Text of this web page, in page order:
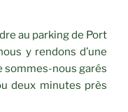
au parking de Port
y rendons d’une
sommes-nous garés
deux minutes près